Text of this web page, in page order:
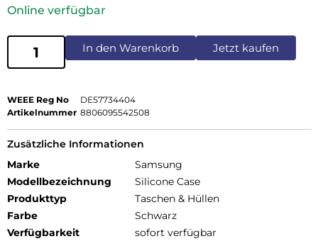
Online verfügbar
In den Warenkorb Jetzt kaufen
WEEE Reg No
DE57734404
Artikelnummer 8806095542508
Zusätzliche Informationen
Marke
Samsung
Modellbezeichnung
Silicone Case
Produkttyp
Taschen & Hüllen
Farbe
Schwarz
Verfügbarkeit
sofort verfügbar